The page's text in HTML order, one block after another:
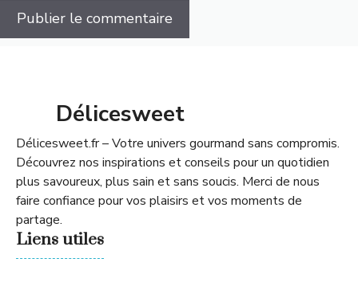
Délicesweet
Délicesweet.fr – Votre univers gourmand sans compromis.
Découvrez nos inspirations et conseils pour un quotidien
plus savoureux, plus sain et sans soucis. Merci de nous
faire confiance pour vos plaisirs et vos moments de
partage.
Liens utiles